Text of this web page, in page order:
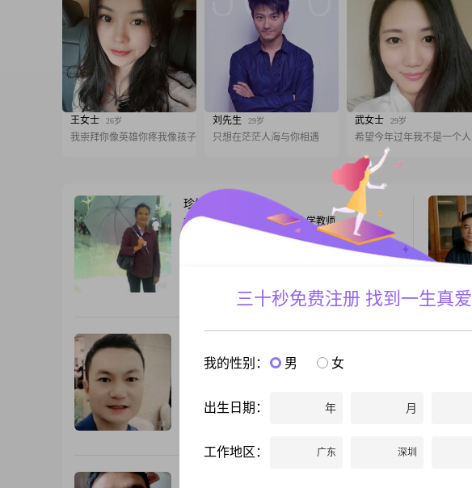
王女士 26岁
我崇拜你像英雄你疼我像孩子
刘先生 29岁
只想在茫茫人海与你相遇
武女士 29岁
希望今年过年我不是一个人
珍惜
女, 浙江台州, 157cm, 离异, 小学教师
大家好，我是一位出生于 1957 年的女士。我身高
157厘米，目前居住在美丽的台州。我的月收入在
能满足基本的生活需求。我学历是中专，在这个社
会可能不算特别突出，但我一直凭借自己的努力和
跟TA联系
男, 浙江台州, 172cm, 离异, 客服主管
三十秒免费注册 找到一生真爱
我的性别： 男 女
出生日期： 年 月
工作地区： 广东 深圳